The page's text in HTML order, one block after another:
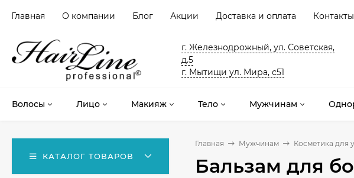
Главная О компании Блог Акции Доставка и оплата Контакты
г. Железнодрожный, ул. Советская,
д.5
г. Мытищи ул. Мира, с51
Волосы Лицо Макияж Тело Мужчинам
КАТАЛОГ ТОВАРОВ
Главная Мужчинам Косметика для
Бальзам для